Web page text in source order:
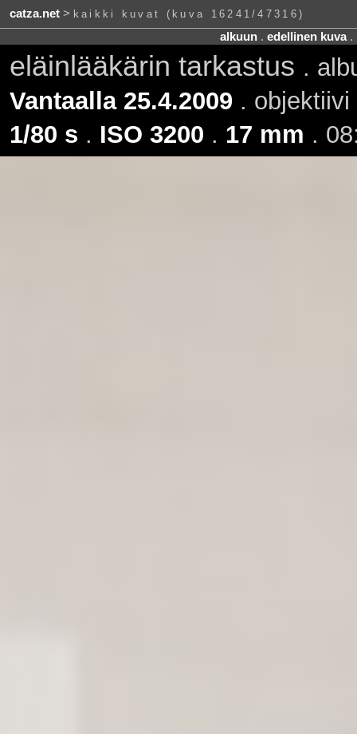
catza.net> kaikki kuvat (kuva 16241/47316)
alkuun. edellinen kuva.
eläinlääkärin tarkastus .
Vantaalla 25.4.2009 . objektiivi
1/80 s . ISO 3200 . 17 mm .